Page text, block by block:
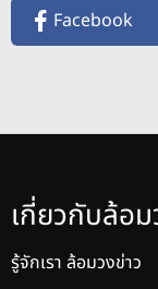
Facebook
เกี่ยวกับล้อม
รู้จักเรา ล้อมวงข่าว